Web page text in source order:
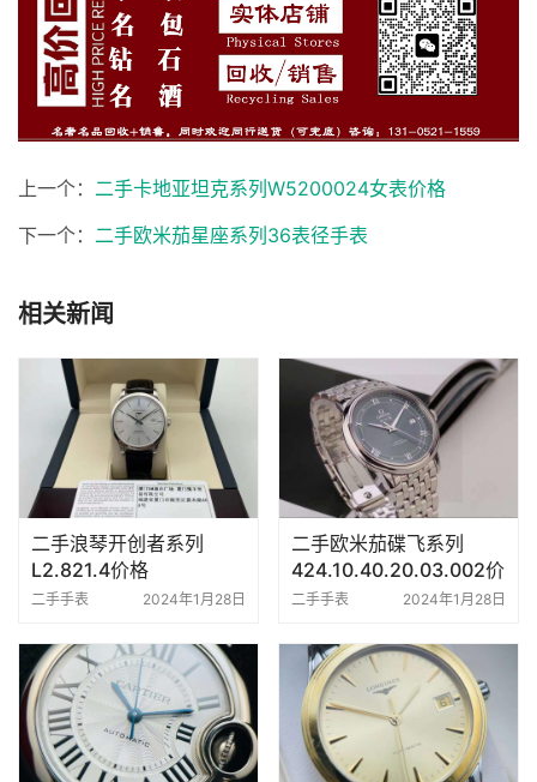
上一个： 二手卡地亚坦克系列W5200024女表价格
下一个： 二手欧米茄星座系列36表径手表
相关新闻
二手浪琴开创者系列
L2.821.4价格
二手手表 2024年1月28日
二手欧米茄碟飞系列
424.10.40.20.03.002价
格
二手手表 2024年1月28日